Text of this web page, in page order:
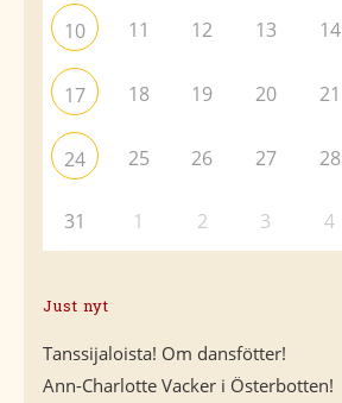
10 11 12 13 14
17 18 19 20 21
24 25 26 27 28
31 1 2 3 4
Just nyt
Tanssijaloista! Om dansfötter!
Ann-Charlotte Vacker i Österbotten!